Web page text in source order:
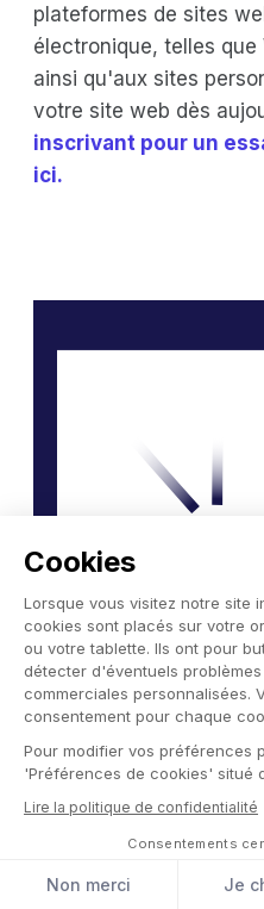
Cookies
Lorsque vous visitez notre site
cookies sont placés sur votre
ou votre tablette. Ils ont pour
détecter d'éventuels
commerciales personnalisées.
consentement pour chaque
Pour modifier vos préférences
'Préférences de cookies' situé
Lire la politique de confidentialité
Consentements
Non merci Je
plateformes de sites
électronique, telles que
ainsi qu'aux sites
votre site web dès
inscrivant pour un
ici.
Tout vient à point
Sauf le trafic